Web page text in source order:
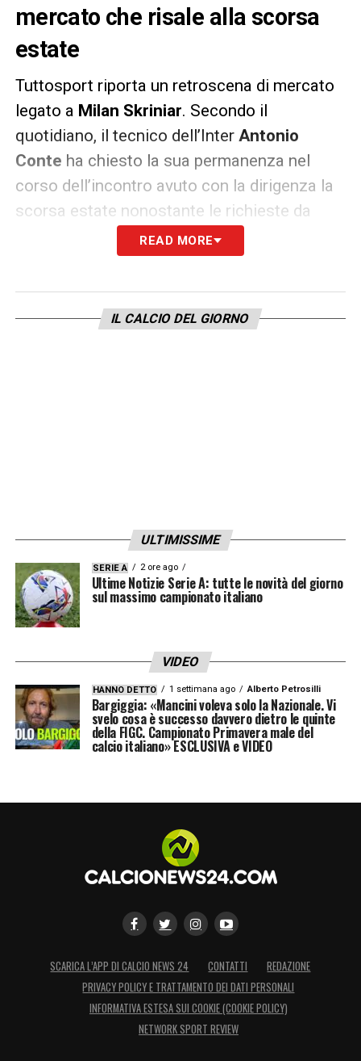
mercato che risale alla scorsa
estate
Tuttosport riporta un retroscena di mercato
legato a Milan Skriniar. Secondo il
quotidiano, il tecnico dell’Inter Antonio
Conte ha chiesto la sua permanenza nel
corso dell’incontro avuto con la dirigenza la
scorsa estate nonostante le richieste da
parte del Tottenham.
Spurs e allo stesso tempo di liberare
READ MORE
IL CALCIO DEL GIORNO
ULTIMISSIME
SERIE A 2 ore ago
Ultime Notizie Serie A: tutte le novità del giorno
sul massimo campionato italiano
VIDEO
HANNO DETTO 1 settimana ago Alberto Petrosilli
Bargiggia: «Mancini voleva solo la Nazionale. Vi
svelo cosa è successo davvero dietro le quinte
della FIGC. Campionato Primavera male del
calcio italiano» ESCLUSIVA e VIDEO
SCARICA L’APP DI CALCIO NEWS 24 CONTATTI
REDAZIONE
PRIVACY POLICY E TRATTAMENTO DEI DATI PERSONALI
INFORMATIVA ESTESA SUI COOKIE (COOKIE POLICY)
NETWORK SPORT REVIEW